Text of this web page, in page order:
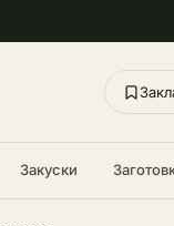
Закуски